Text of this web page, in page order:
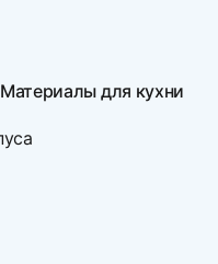
Материалы для кухни